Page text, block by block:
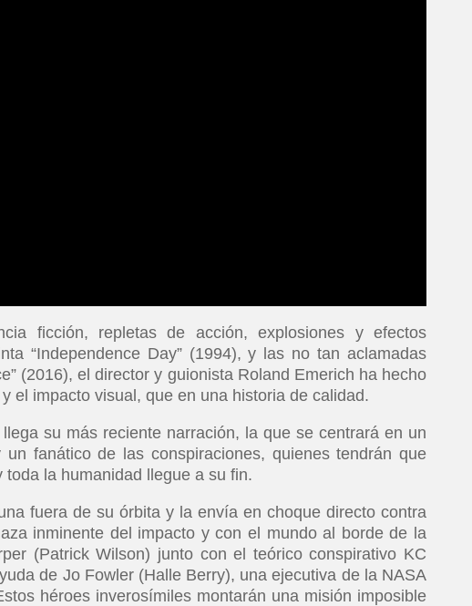
ficción, repletas de acción, explosiones y efectos
“Independence Day” (1994), y las no tan aclamadas
(2016), el director y guionista Roland Emerich ha hecho
el impacto visual, que en una historia de calidad.
su más reciente narración, la que se centrará en un
fanático de las conspiraciones, quienes tendrán que
la humanidad llegue a su fin.
fuera de su órbita y la envía en choque directo contra
inminente del impacto y con el mundo al borde de la
(Patrick Wilson) junto con el teórico conspirativo KC
de Jo Fowler (Halle Berry), una ejecutiva de la NASA
héroes inverosímiles montarán una misión imposible